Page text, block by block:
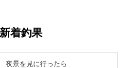
新着釣果
夜景を見に行ったら